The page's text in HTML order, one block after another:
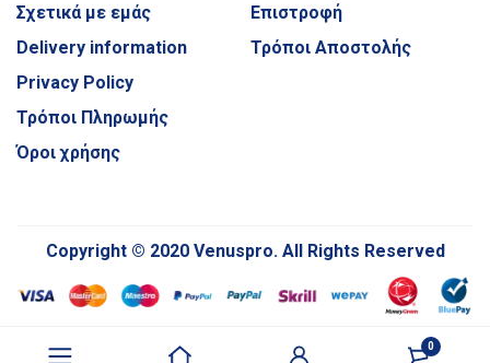
0
Σχετικά με εμάς
Delivery information
Privacy Policy
Τρόποι Πληρωμής
Όροι χρήσης
Επιστροφή
Τρόποι Αποστολής
Copyright © 2020 Venuspro. All Rights Reserved